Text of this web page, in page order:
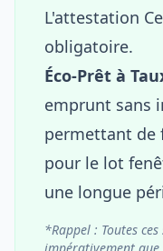
L'attestation
obligatoire.
Éco-Prêt à
emprunt sans
permettant de
pour le lot
une longue
*Rappel : Toutes
impérativement